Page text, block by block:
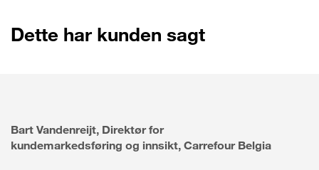
Dette har kunden sagt
Bart Vandenreijt, Direktør for
kundemarkedsføring og innsikt, Carrefour Belgia